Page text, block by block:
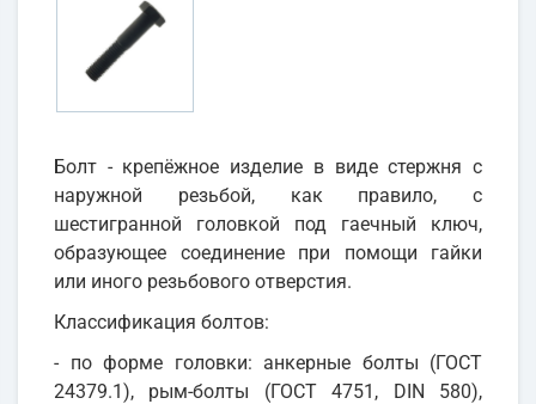
Болт - крепёжное изделие в виде стержня с
наружной резьбой, как правило, с
шестигранной головкой под гаечный ключ,
образующее соединение при помощи гайки
или иного резьбового отверстия.
Классификация болтов:
- по форме головки: анкерные болты (ГОСТ
24379.1), рым-болты (ГОСТ 4751, DIN 580),